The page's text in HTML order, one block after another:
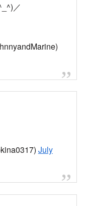
／
July